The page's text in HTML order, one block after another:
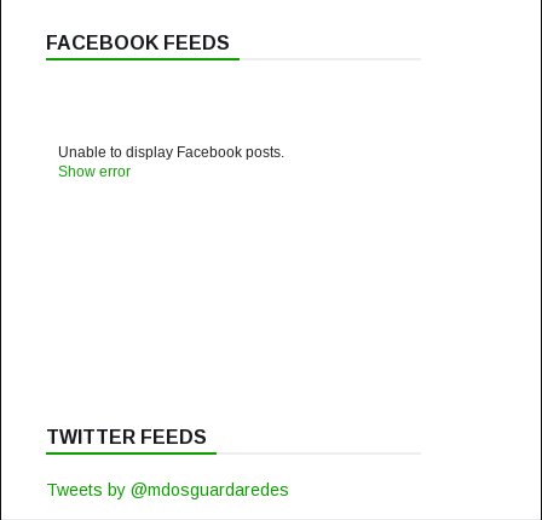
FACEBOOK FEEDS
Unable to display Facebook posts.
Show error
TWITTER FEEDS
Tweets by @mdosguardaredes